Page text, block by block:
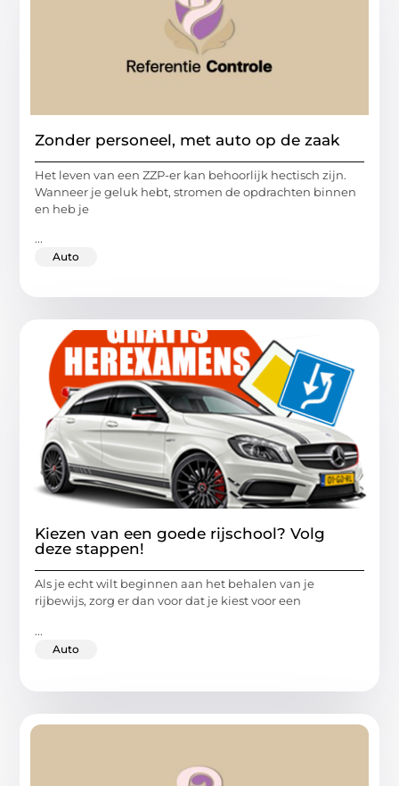
Zonder personeel, met auto op de zaak
Het leven van een ZZP-er kan behoorlijk hectisch zijn.
Wanneer je geluk hebt, stromen de opdrachten binnen
en heb je
...
Auto
Kiezen van een goede rijschool? Volg
deze stappen!
Als je echt wilt beginnen aan het behalen van je
rijbewijs, zorg er dan voor dat je kiest voor een
...
Auto